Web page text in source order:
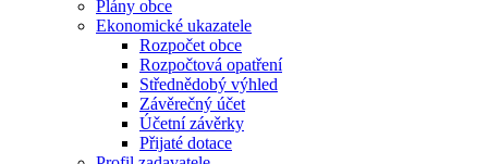
Plány obce
Ekonomické ukazatele
Rozpočet obce
Rozpočtová opatření
Střednědobý výhled
Závěrečný účet
Účetní závěrky
Přijaté dotace